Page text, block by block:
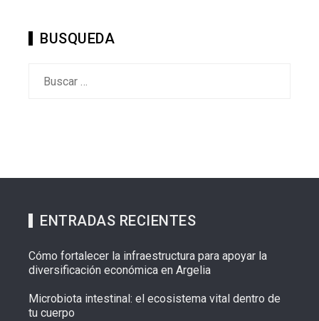
BUSQUEDA
ENTRADAS RECIENTES
Cómo fortalecer la infraestructura para apoyar la
diversificación económica en Argelia
Microbiota intestinal: el ecosistema vital dentro de
tu cuerpo